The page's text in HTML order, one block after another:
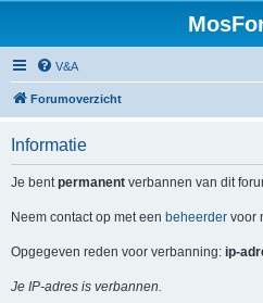
V&A
Forumoverzicht
Informatie
Je bentpermanent verbannen van dit
Neem contact op met een beheerder voor
Opgegeven reden voor verbanning: ip-
Je IP-adres is verbannen.